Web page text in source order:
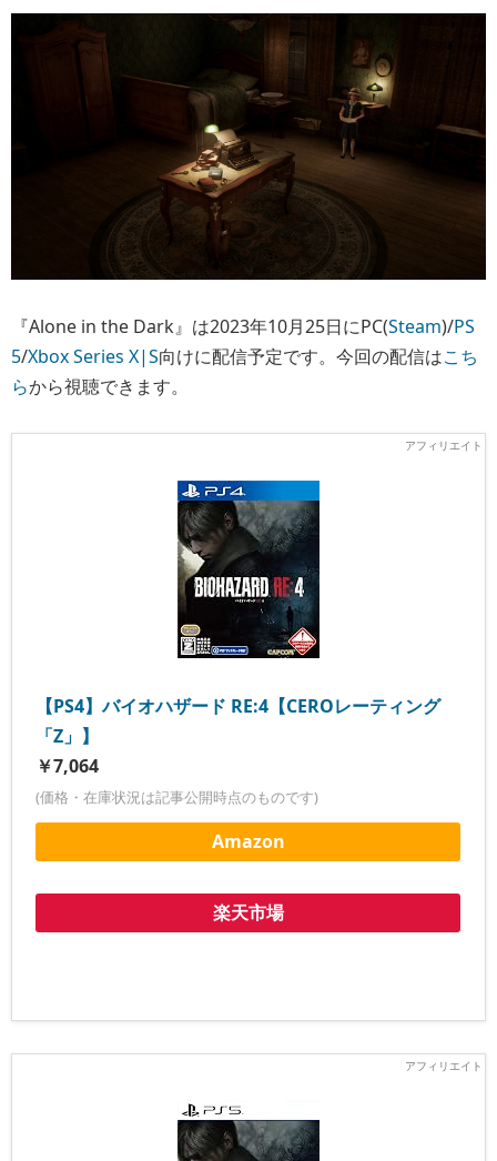
『Alone in the Dark』は2023年10月25日にPC(Steam)/PS
5/Xbox Series X|S向けに配信予定です。今回の配信はこち
らから視聴できます。
【PS4】バイオハザード RE:4【CEROレーティング
「Z」】
￥7,064
(価格・在庫状況は記事公開時点のものです)
Amazon
楽天市場